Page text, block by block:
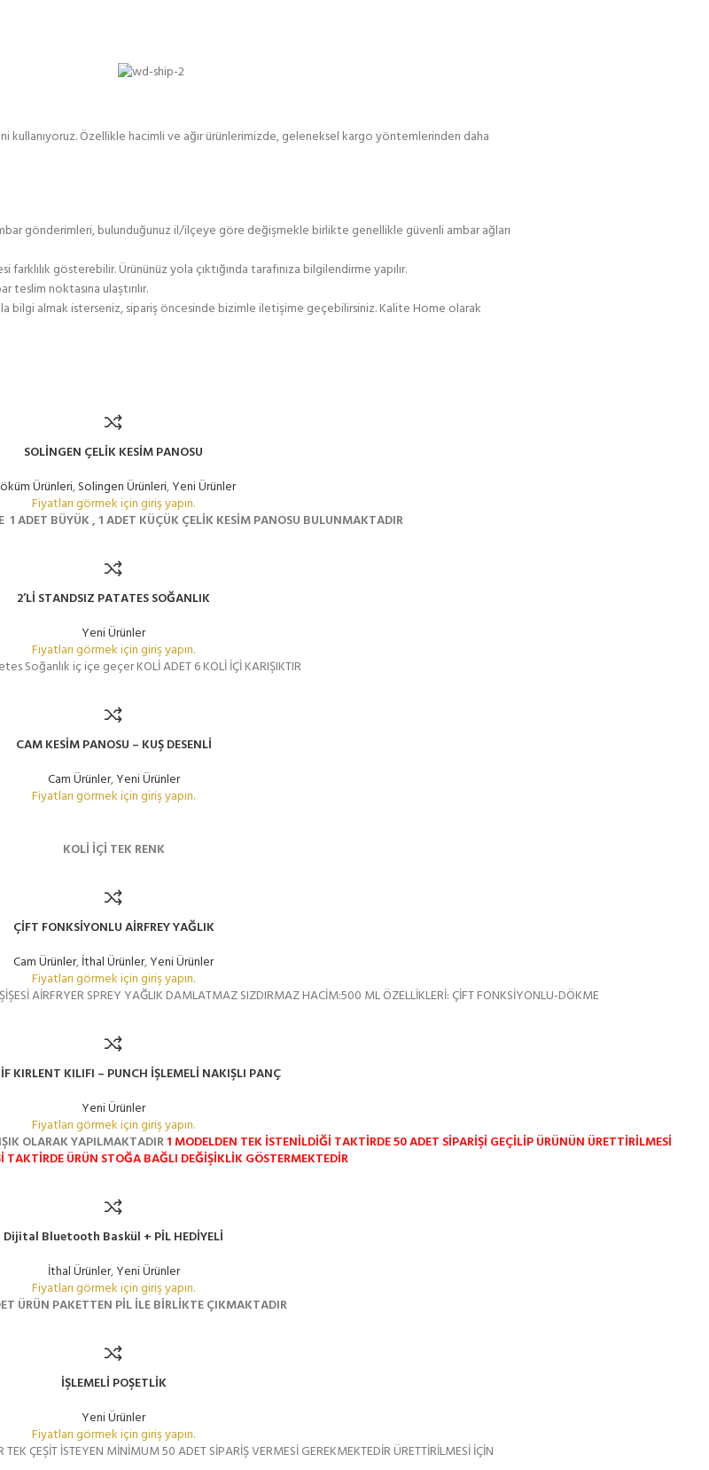
kullanıyoruz. Özellikle hacimli ve ağır ürünlerimizde, geleneksel kargo yöntemlerinden daha
gönderimleri, bulunduğunuz il/ilçeye göre değişmekle birlikte genellikle güvenli ambar ağları
gösterebilir. Ürününüz yola çıktığında tarafınıza bilgilendirme yapılır.
teslim noktasına ulaştırılır.
bilgi almak isterseniz, sipariş öncesinde bizimle iletişime geçebilirsiniz. Kalite Home olarak
SOLİNGEN ÇELİK KESİM PANOSU
Ürünleri,Solingen Ürünleri,Yeni Ürünler
Fiyatları görmek için giriş yapın.
1 ADET BÜYÜK , 1 ADET KÜÇÜK ÇELİK KESİM PANOSU BULUNMAKTADIR
2’Lİ STANDSIZ PATATES SOĞANLIK
Yeni Ürünler
Fiyatları görmek için giriş yapın.
Soğanlık iç içe geçer KOLİ ADET 6 KOLİ İÇİ KARIŞIKTIR
CAM KESİM PANOSU – KUŞ DESENLİ
Cam Ürünler,Yeni Ürünler
Fiyatları görmek için giriş yapın.
KOLİ İÇİ TEK RENK
ÇİFT FONKSİYONLU AİRFREY YAĞLIK
Cam Ürünler,İthal Ürünler,Yeni Ürünler
Fiyatları görmek için giriş yapın.
AİRFRYER SPREY YAĞLIK DAMLATMAZ SIZDIRMAZ HACİM:500 ML ÖZELLİKLERİ: ÇİFT FONKSİYONLU-DÖKME
KIRLENT KILIFI – PUNCH İŞLEMELİ NAKIŞLI PANÇ
Yeni Ürünler
Fiyatları görmek için giriş yapın.
OLARAK YAPILMAKTADIR1 MODELDEN TEK İSTENİLDİĞİ TAKTİRDE 50 ADET SİPARİŞİ GEÇİLİP ÜRÜNÜN ÜRETTİRİLMESİ
TAKTİRDE ÜRÜN STOĞA BAĞLI DEĞİŞİKLİK GÖSTERMEKTEDİR
Dijital Bluetooth Baskül + PİL HEDİYELİ
İthal Ürünler,Yeni Ürünler
Fiyatları görmek için giriş yapın.
ÜRÜN PAKETTEN PİL İLE BİRLİKTE ÇIKMAKTADIR
İŞLEMELİ POŞETLİK
Yeni Ürünler
Fiyatları görmek için giriş yapın.
ÇEŞİT İSTEYEN MİNİMUM 50 ADET SİPARİŞ VERMESİ GEREKMEKTEDİR ÜRETTİRİLMESİ İÇİN